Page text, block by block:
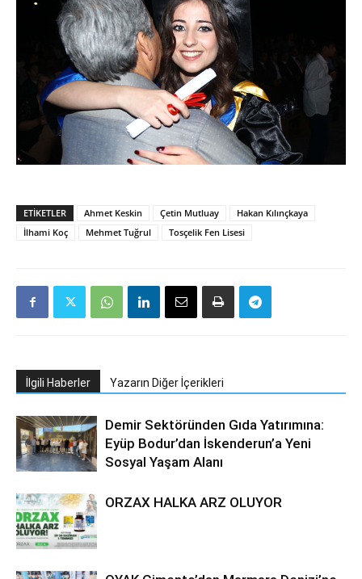
ETIKETLER Ahmet Keskin Çetin Mutluay
Hakan Kılınçkaya
İlhami Koç
Mehmet Tuğrul Tosçelik Fen Lisesi
İlgili Haberler Yazarın Diğer İçerikleri
Demir Sektöründen Gıda Yatırımına:
Eyüp Bodur’dan İskenderun’a Yeni
Sosyal Yaşam Alanı
ORZAX HALKA ARZ OLUYOR